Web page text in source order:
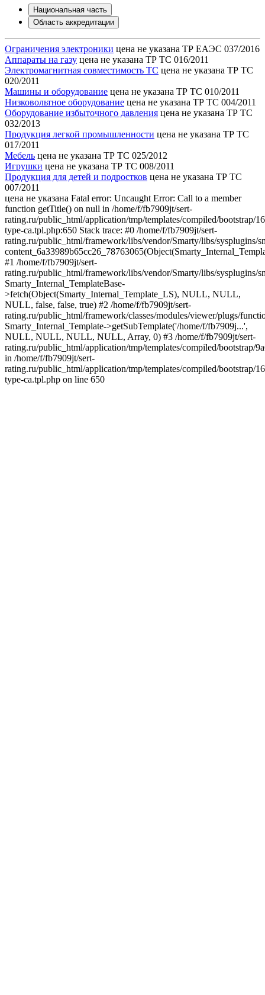
Национальная часть
Область аккредитации
Ограничения электроники цена не указана ТР ЕАЭС 037/2016
Аппараты на газу цена не указана ТР ТС 016/2011
Электромагнитная совместимость ТС цена не указана ТР ТС
020/2011
Машины и оборудование цена не указана ТР ТС 010/2011
Низковольтное оборудование цена не указана ТР ТС 004/2011
Оборудование избыточного давления цена не указана ТР ТС
032/2013
Продукция легкой промышленности цена не указана ТР ТС
017/2011
Мебель цена не указана ТР ТС 025/2012
Игрушки цена не указана ТР ТС 008/2011
Продукция для детей и подростков цена не указана ТР ТС
007/2011
цена не указана Fatal error: Uncaught Error: Call to a member
function getTitle() on null in /home/f/fb7909jt/sert-
rating.ru/public_html/application/tmp/templates/compiled/bootstrap/
type-ca.tpl.php:650 Stack trace: #0 /home/f/fb7909jt/sert-
rating.ru/public_html/framework/libs/vendor/Smarty/libs/sysplugins/
#1 /home/f/fb7909jt/sert-
rating.ru/public_html/framework/libs/vendor/Smarty/libs/sysplugins/
Smarty_Internal_TemplateBase-
>fetch(Object(Smarty_Internal_Template_LS), NULL, NULL,
NULL, false, false, true) #2 /home/f/fb7909jt/sert-
rating.ru/public_html/framework/classes/modules/viewer/plugs/
Smarty_Internal_Template->getSubTemplate('/home/f/fb7909j...',
NULL, NULL, NULL, NULL, Array, 0) #3 /home/f/fb7909jt/sert-
rating.ru/public_html/application/tmp/templates/compiled/bootstrap/
in /home/f/fb7909jt/sert-
rating.ru/public_html/application/tmp/templates/compiled/bootstrap/
type-ca.tpl.php on line 650